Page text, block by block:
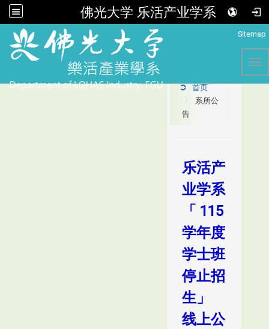
佛光大学 乐活产业学系
Sitemap
首页
系所公
告
乐活产
业学系
「 115
学年度
学士班
停止招
生」
线上公